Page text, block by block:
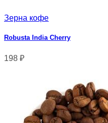
Зерна кофе
Robusta India Cherry
198 ₽